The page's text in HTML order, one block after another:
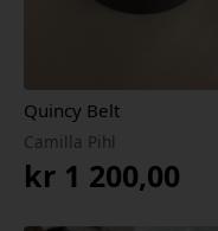
Quincy Belt
Camilla Pihl
kr 1 200,00